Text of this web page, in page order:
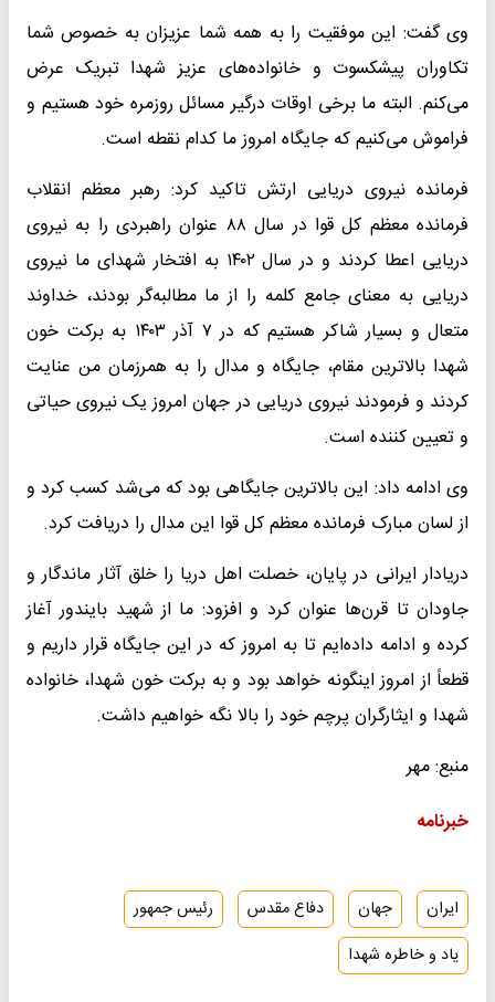
وی گفت: این موفقیت را به همه شما عزیزان به خصوص شما
تکاوران پیشکسوت و خانواده‌های عزیز شهدا تبریک عرض
می‌کنم. البته ما برخی اوقات درگیر مسائل روزمره خود هستیم و
فراموش می‌کنیم که جایگاه امروز ما کدام نقطه است.
فرمانده نیروی دریایی ارتش تاکید کرد: رهبر معظم انقلاب
فرمانده معظم کل قوا در سال ۸۸ عنوان راهبردی را به نیروی
دریایی اعطا کردند و در سال ۱۴۰۲ به افتخار شهدای ما نیروی
دریایی به معنای جامع کلمه را از ما مطالبه‌گر بودند، خداوند
متعال و بسیار شاکر هستیم که در ۷ آذر ۱۴۰۳ به برکت خون
شهدا بالاترین مقام، جایگاه و مدال را به همرزمان من عنایت
کردند و فرمودند نیروی دریایی در جهان امروز یک نیروی حیاتی
و تعیین کننده است.
وی ادامه داد: این بالاترین جایگاهی بود که می‌شد کسب کرد و
از لسان مبارک فرمانده معظم کل قوا این مدال را دریافت کرد.
دریادار ایرانی در پایان، خصلت اهل دریا را خلق آثار ماندگار و
جاودان تا قرن‌ها عنوان کرد و افزود: ما از شهید بایندور آغاز
کرده و ادامه داده‌ایم تا به امروز که در این جایگاه قرار داریم و
قطعاً از امروز اینگونه خواهد بود و به برکت خون شهدا، خانواده
شهدا و ایثارگران پرچم خود را بالا نگه خواهیم داشت.
منبع: مهر
خبرنامه
ایران جهان دفاع مقدس
رئیس جمهور
یاد و خاطره شهدا